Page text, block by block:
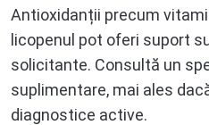
Antioxidanții precum
licopenul pot oferi suport
solicitante. Consultă un
suplimentare, mai ales
diagnostice active.